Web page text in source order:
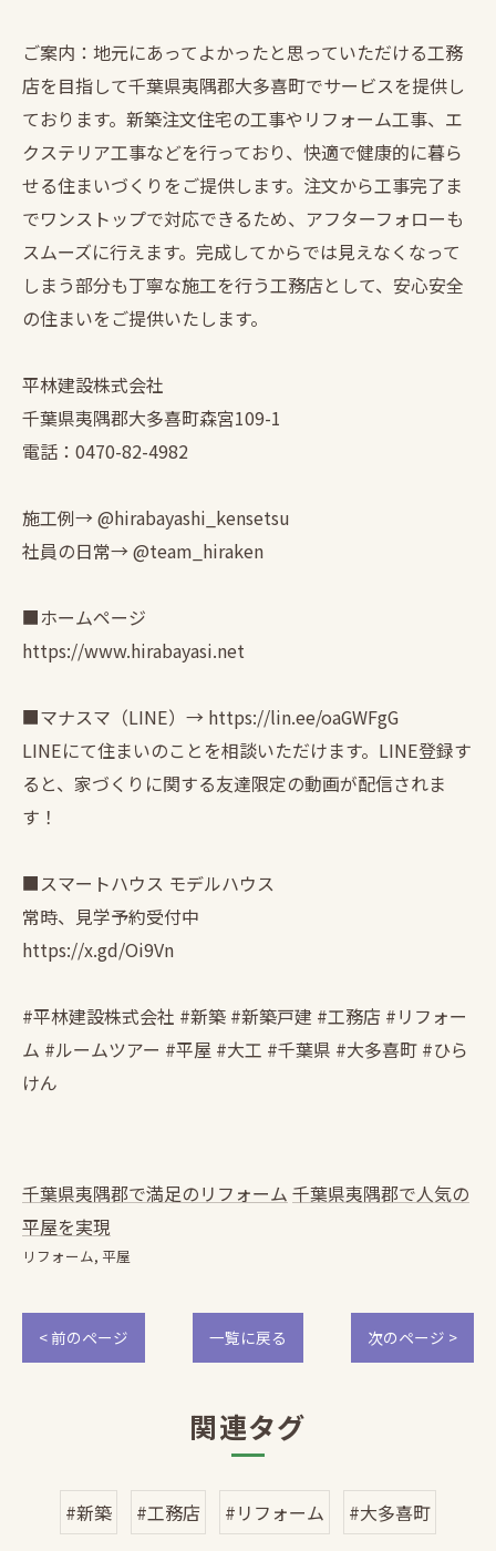
ご案内：地元にあってよかったと思っていただける工務
店を目指して千葉県夷隅郡大多喜町でサービスを提供し
ております。新築注文住宅の工事やリフォーム工事、エ
クステリア工事などを行っており、快適で健康的に暮ら
せる住まいづくりをご提供します。注文から工事完了ま
でワンストップで対応できるため、アフターフォローも
スムーズに行えます。完成してからでは見えなくなって
しまう部分も丁寧な施工を行う工務店として、安心安全
の住まいをご提供いたします。
平林建設株式会社
千葉県夷隅郡大多喜町森宮109-1
電話：0470-82-4982
施工例→ @hirabayashi_kensetsu
社員の日常→ @team_hiraken
■ホームページ
https://www.hirabayasi.net
■マナスマ（LINE）→ https://lin.ee/oaGWFgG
LINEにて住まいのことを相談いただけます。LINE登録す
ると、家づくりに関する友達限定の動画が配信されま
す！
■スマートハウス モデルハウス
常時、見学予約受付中
https://x.gd/Oi9Vn
#平林建設株式会社 #新築 #新築戸建 #工務店 #リフォー
ム #ルームツアー #平屋 #大工 #千葉県 #大多喜町 #ひら
けん
千葉県夷隅郡で満足のリフォーム 千葉県夷隅郡で人気の
平屋を実現
リフォーム 平屋
< 前のページ 一覧に戻る 次のページ >
関連タグ
#新築 #工務店 #リフォーム #大多喜町